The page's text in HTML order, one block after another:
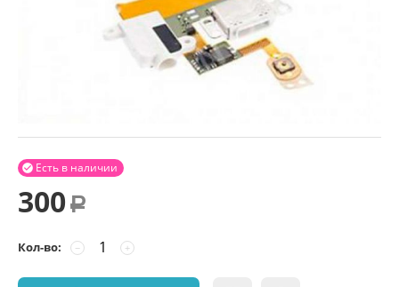
Есть в наличии

300 Р
Кол-во: +
−